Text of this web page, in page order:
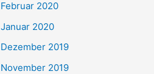
Februar 2020
Januar 2020
Dezember 2019
November 2019